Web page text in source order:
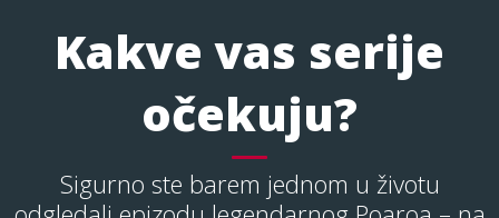
Kakve vas serije
očekuju?
Sigurno ste barem jednom u životu